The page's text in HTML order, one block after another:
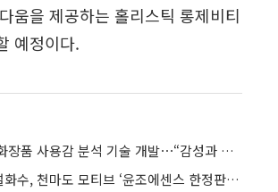
움을 제공하는 홀리스틱 롱제비티
예정이다.
아모레퍼시픽, 화장품 사용감 분석 기술 개발⋯“감성과 과학 사이 간극 좁혀”
아모레퍼시픽 설화수, 천마도 모티브 ‘윤조에센스 한정판’ 선봬